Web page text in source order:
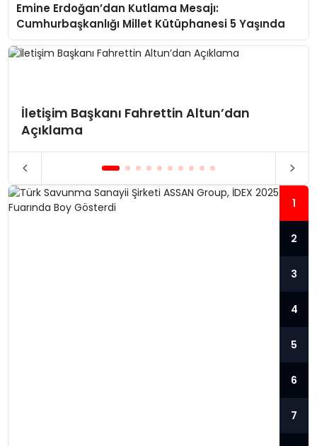
Emine Erdoğan’dan Kutlama Mesajı:
Cumhurbaşkanlığı Millet Kütüphanesi 5 Yaşında
İletişim Başkanı Fahrettin Altun’dan
Açıklama
1
2
3
4
5
6
7